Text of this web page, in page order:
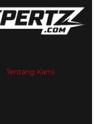
Tentang Kami